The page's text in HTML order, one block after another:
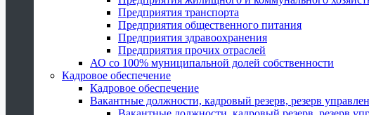
Предприятия транспорта
Предприятия общественного питания
Предприятия здравоохранения
Предприятия прочих отраслей
АО со 100% муниципальной долей собственности
Кадровое обеспечение
Кадровое обеспечение
Вакантные должности, кадровый резерв, резерв